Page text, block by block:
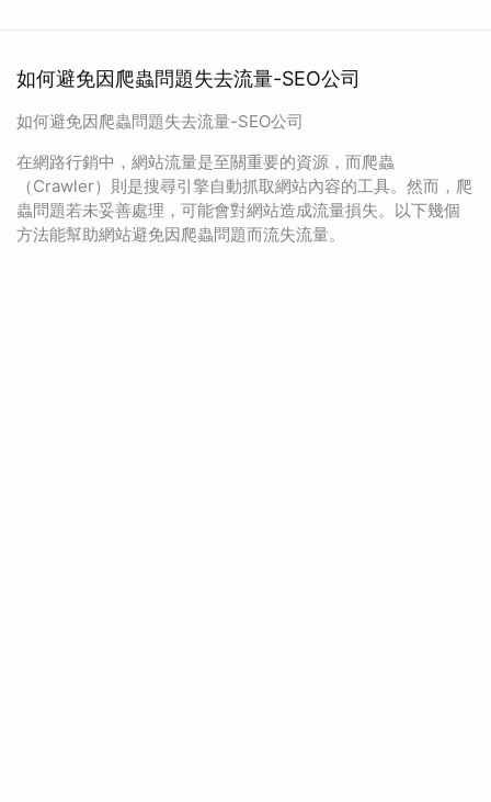
如何避免因爬蟲問題失去流量-SEO公司
如何避免因爬蟲問題失去流量-SEO公司
在網路行銷中，網站流量是至關重要的資源，而爬蟲
（Crawler）則是搜尋引擎自動抓取網站內容的工具。然而，爬
蟲問題若未妥善處理，可能會對網站造成流量損失。以下幾個
方法能幫助網站避免因爬蟲問題而流失流量。